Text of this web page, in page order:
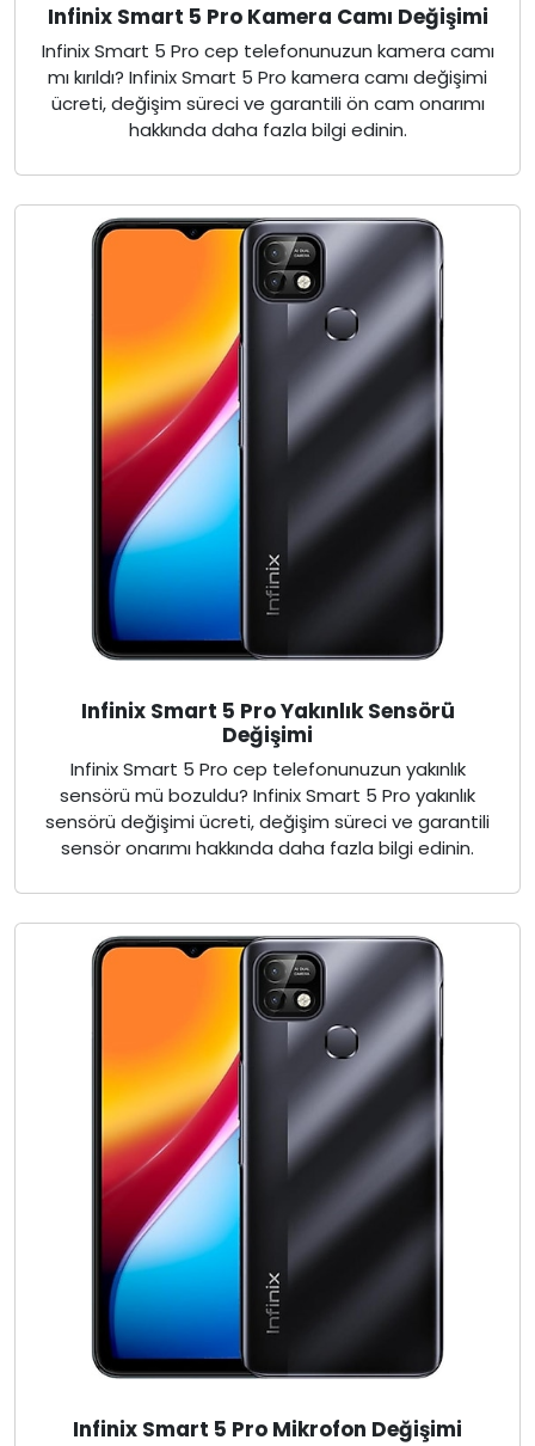
Infinix Smart 5 Pro Kamera Camı Değişimi
Infinix Smart 5 Pro cep telefonunuzun kamera camı
mı kırıldı? Infinix Smart 5 Pro kamera camı değişimi
ücreti, değişim süreci ve garantili ön cam onarımı
hakkında daha fazla bilgi edinin.
Infinix Smart 5 Pro Yakınlık Sensörü
Değişimi
Infinix Smart 5 Pro cep telefonunuzun yakınlık
sensörü mü bozuldu? Infinix Smart 5 Pro yakınlık
sensörü değişimi ücreti, değişim süreci ve garantili
sensör onarımı hakkında daha fazla bilgi edinin.
Infinix Smart 5 Pro Mikrofon Değişimi